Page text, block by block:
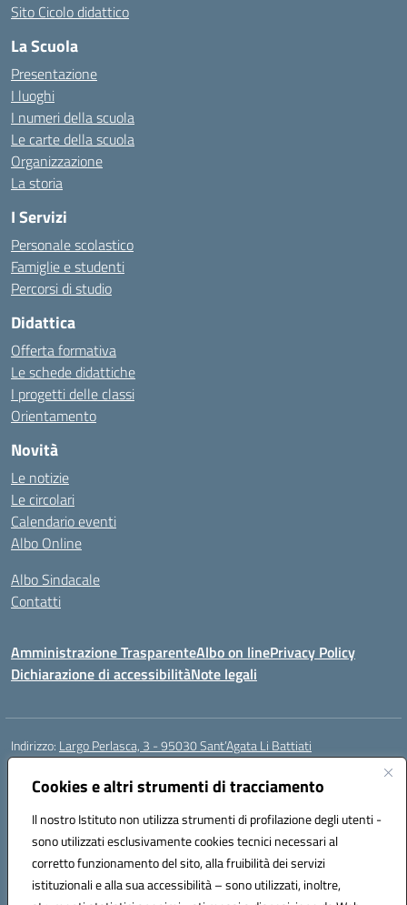
Cookies e altri strumenti di tracciamento
Il nostro Istituto non utilizza strumenti di profilazione degli utenti -
sono utilizzati esclusivamente cookies tecnici necessari al
corretto funzionamento del sito, alla fruibilità dei servizi
istituzionali e alla sua accessibilità – sono utilizzati, inoltre,
Sito Cicolo didattico
La Scuola
Presentazione
I luoghi
I numeri della scuola
Le carte della scuola
Organizzazione
La storia
I Servizi
Personale scolastico
Famiglie e studenti
Percorsi di studio
Didattica
Offerta formativa
Le schede didattiche
I progetti delle classi
Orientamento
Novità
Le notizie
Le circolari
Calendario eventi
Albo Online
Albo Sindacale
Contatti
Amministrazione TrasparenteAlbo on linePrivacy Policy
Dichiarazione di accessibilitàNote legali
Indirizzo: Largo Perlasca, 3 - 95030 Sant’Agata Li Battiati
Centralino:
ctic8bl002@istruzione.it
Posta elettronica certificata (PEC):ctic8bl002@pec.istruzione.it
Codice fiscale: 93253680875
Codice meccanografico:CTIC8BL002
Codice Indice delle Pubbliche Amministrazioni (IPA): 7UKG69R2
Codice unico di fatturazione (CUF): F8M4AH